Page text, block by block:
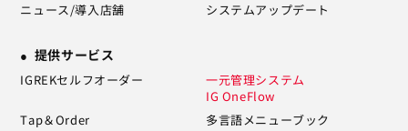
ニュース/導入店舗 システムアップデート
提供サービス
IGREKセルフオーダー
一元管理システム
IG OneFlow
Tap＆Order
多言語メニューブック